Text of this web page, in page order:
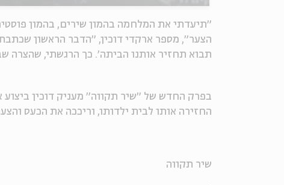
״תיעדתי את המלחמה בהמון שירים, בהמון
הצער״, מספר ארקדי דוכין, ״הדבר הראשון
תבוא תחזיר אותנו הביתה׳. כך הרגשתי, שהצרה
בפרק החדש של ״שיר תקווה״ מעניק דוכין
החזירה אותו לבית ילדותו, וריככה את הכעס
שיר תקווה